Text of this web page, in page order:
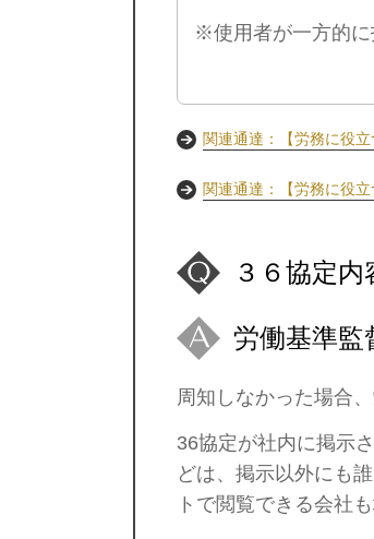
※使用者が一方的に
関連通達：【労務に役
関連通達：【労務に役
３６協定
労働基準監
周知しなかった場合、
36協定が社内に掲示
どは、掲示以外にも
トで閲覧できる会社